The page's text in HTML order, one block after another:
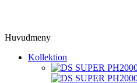
Huvudmeny
Kollektion